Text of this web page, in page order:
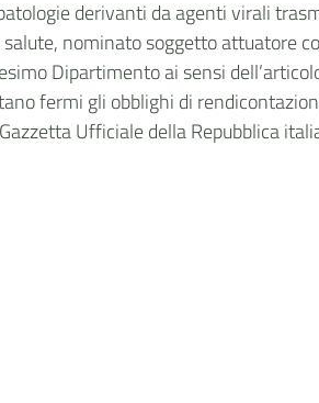
derivanti da agenti virali
nominato soggetto attuatore
Dipartimento ai sensi
fermi gli obblighi di
Ufficiale della Repubblica